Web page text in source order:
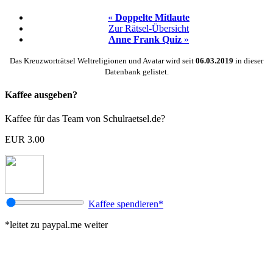
« Doppelte Mitlaute
Zur Rätsel-Übersicht
Anne Frank Quiz »
Das Kreuzworträtsel Weltreligionen und Avatar wird seit 06.03.2019 in dieser
Datenbank gelistet.
Kaffee ausgeben?
Kaffee für das Team von Schulraetsel.de?
EUR 3.00
Kaffee spendieren*
*leitet zu paypal.me weiter